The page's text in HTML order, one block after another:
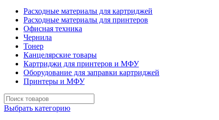
Расходные материалы для картриджей
Расходные материалы для принтеров
Офисная техника
Чернила
Тонер
Канцелярские товары
Картриджи для принтеров и МФУ
Оборудование для заправки картриджей
Принтеры и МФУ
Выбрать категорию